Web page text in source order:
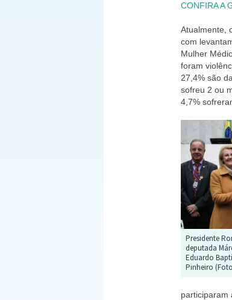
CONFIRA A
Atualmente,
com
Mulher
foram
27,4% são
sofreu 2 ou
4,7%
Presidente
deputada
Eduardo
Pinheiro
participaram